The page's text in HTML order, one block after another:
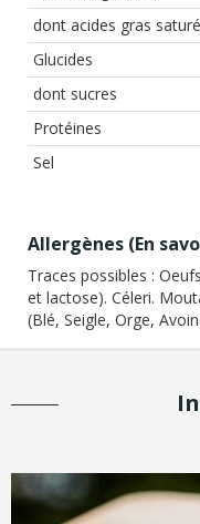
dont acides gras
Glucides
dont sucres
Protéines
Sel
Allergènes (En
Traces possibles :
et lactose). Céleri.
(Blé, Seigle, Orge,